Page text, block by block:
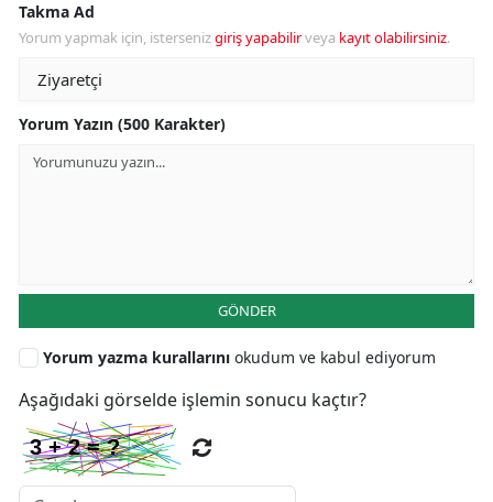
Takma Ad
Yorum yapmak için, istersenizgiriş yapabilirveya kayıt olabilirsiniz.
Yorum Yazın (500 Karakter)
GÖNDER
Yorum yazma kurallarını okudum ve kabul ediyorum
Aşağıdaki görselde işlemin sonucu kaçtır?